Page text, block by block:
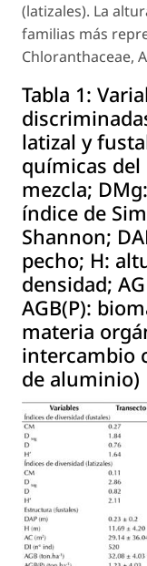
(latizales). La
familias más
Chloranthaceae,
Tabla 1:
latizal y
químicas del
mezcla;
índice de
Shannon;
pecho; H:
densidad;
AGB(P):
materia
intercambio
de aluminio)